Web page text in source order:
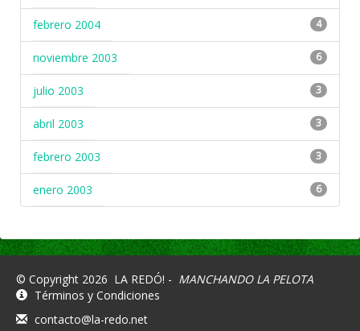
febrero 2004 4
noviembre 2003 6
julio 2003 3
abril 2003 3
febrero 2003 3
enero 2003 6
© Copyright 2026 LA REDÓ! - MANCHANDO LA PELOTA
Términos y Condiciones
contacto@la-redo.net